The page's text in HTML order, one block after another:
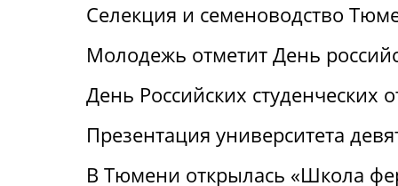
Селекция и семеноводство
Молодежь отметит День
День Российских студенческих
Презентация университета
В Тюмени открылась «Школа